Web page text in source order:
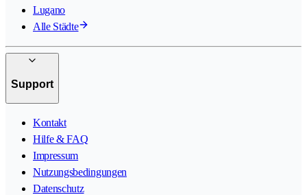
Lugano
Alle Städte
Support
Kontakt
Hilfe & FAQ
Impressum
Nutzungsbedingungen
Datenschutz